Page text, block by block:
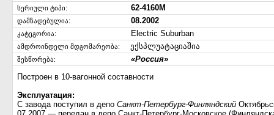
სერიული ტიპი: 62-4160М
დამზადებულია: 08.2002
კატეგორია: Electric Suburban
ამდროინდელი მდგომარეობა: ექსპლუატაციაშია
შესწორება:
«Россия»
Построен в 10-вагонной составности
Эксплуатация:
С завода поступил в депо Санкт-Петербург-Финляндский